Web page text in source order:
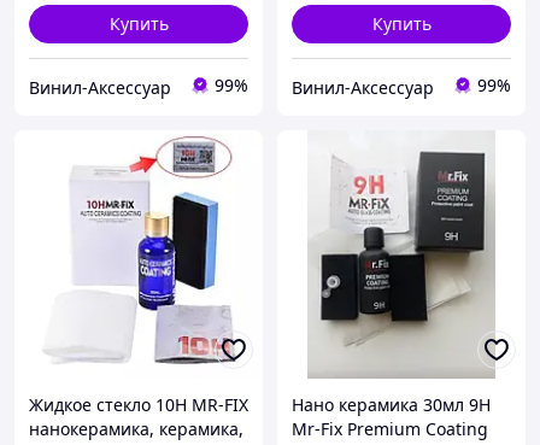
Купить
Винил-Аксессуар 99%
Купить
Винил-Аксессуар 99%
Жидкое стекло 10H MR-FIX
нанокерамика, керамика,
Нано керамика 30мл 9H
Mr-Fix Premium Coating